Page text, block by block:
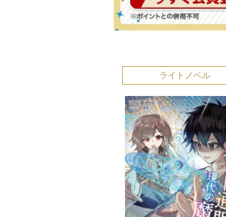
ライトノベル